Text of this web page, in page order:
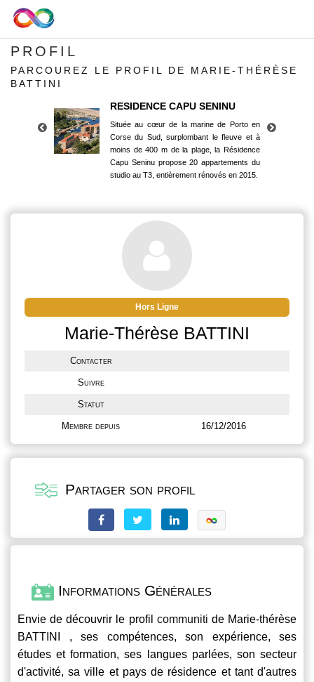
PROFIL
PARCOUREZ LE PROFIL DE MARIE-THÉRÈSE
BATTINI
RESIDENCE CAPU SENINU
Située au cœur de la marine de Porto en
Corse du Sud, surplombant le fleuve et à
moins de 400 m de la plage, la Résidence
Capu Seninu propose 20 appartements du
studio au T3, entièrement rénovés en 2015.
Corse du Sud, surplombant le fleuve et à
moins de 400 m de la plage, la Résidence
Capu Seninu propose 20 appartements du
studio au T3, entièrement rénovés en 2015.
Hors Ligne
Marie-Thérèse BATTINI
Contacter
Suivre
Statut
Membre depuis 16/12/2016
Partager son profil
Informations Générales
Envie de découvrir le profil communiti de Marie-thérèse
BATTINI , ses compétences, son expérience, ses
études et formation, ses langues parlées, son secteur
d'activité, sa ville et pays de résidence et tant d'autres